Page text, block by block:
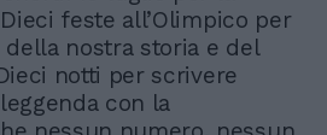
feste all’Olimpico per
nostra storia e del
notti per scrivere
con la